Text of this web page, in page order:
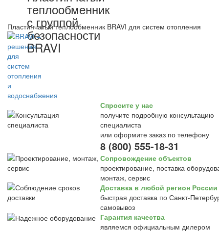
теплообменник
с группой
безопасности
BRAVI
Пластинчатый теплообменник BRAVI для систем отопления
Спросите у нас
получите подробную консультацию
специалиста
или оформите заказ по телефону
8 (800) 555-18-31
Сопровождение объектов
проектирование, поставка
монтаж, сервис
Доставка в любой регион России
быстрая доставка по Санкт-
самовывоз
Гарантия качества
являемся официальным дилером